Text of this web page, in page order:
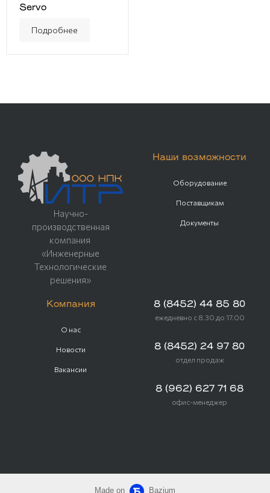
Servo
Подробнее
Научно-
производственная
компания
«Инженерные
Технологические
решения»
Наши возможности
Оборудование
Поставщикам
Документы
Компания
О нас
Новости
Вакансии
8 (8452) 44 85 80
ежедневно с 8.30 до 17.00
8 (8452) 24 97 80
отдел продаж
8 (962) 627 71 68
офис-менеджер
Made on Bazium